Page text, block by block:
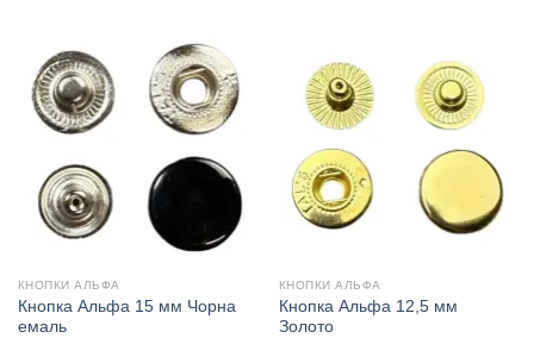
КНОПКИ АЛЬФА
Кнопка Альфа 15 мм Чорна
емаль
КНОПКИ АЛЬФА
Кнопка Альфа 12,5 мм
Золото